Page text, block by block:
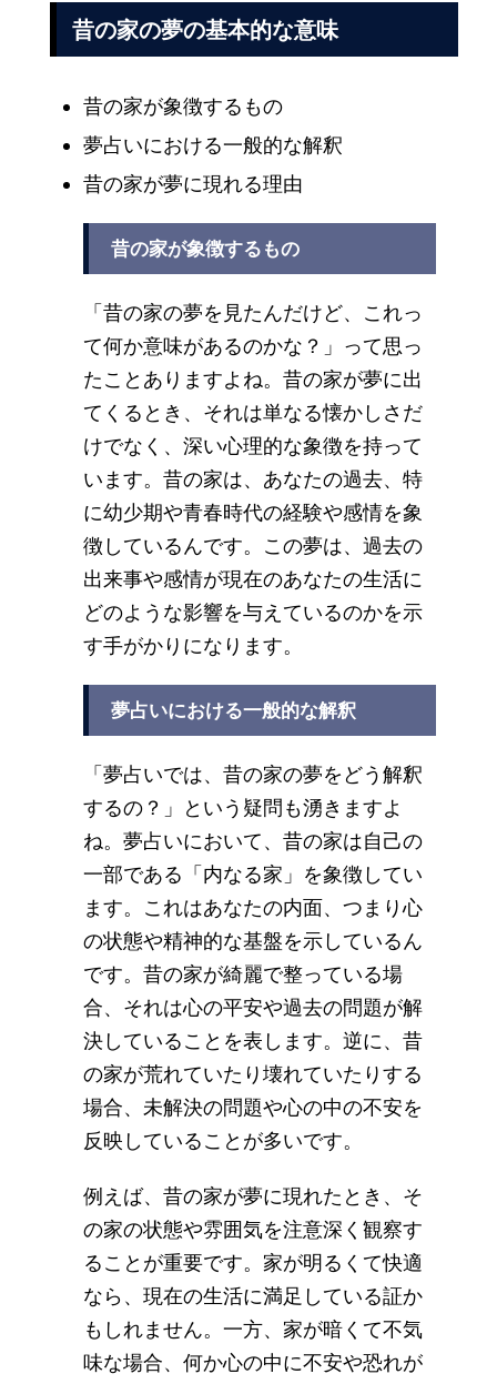
昔の家の夢の基本的な意味
昔の家が象徴するもの
夢占いにおける一般的な解釈
昔の家が夢に現れる理由
昔の家が象徴するもの
「昔の家の夢を見たんだけど、これっ
て何か意味があるのかな？」って思っ
たことありますよね。昔の家が夢に出
てくるとき、それは単なる懐かしさだ
けでなく、深い心理的な象徴を持って
います。昔の家は、あなたの過去、特
に幼少期や青春時代の経験や感情を象
徴しているんです。この夢は、過去の
出来事や感情が現在のあなたの生活に
どのような影響を与えているのかを示
す手がかりになります。
夢占いにおける一般的な解釈
「夢占いでは、昔の家の夢をどう解釈
するの？」という疑問も湧きますよ
ね。夢占いにおいて、昔の家は自己の
一部である「内なる家」を象徴してい
ます。これはあなたの内面、つまり心
の状態や精神的な基盤を示しているん
です。昔の家が綺麗で整っている場
合、それは心の平安や過去の問題が解
決していることを表します。逆に、昔
の家が荒れていたり壊れていたりする
場合、未解決の問題や心の中の不安を
反映していることが多いです。
例えば、昔の家が夢に現れたとき、そ
の家の状態や雰囲気を注意深く観察す
ることが重要です。家が明るくて快適
なら、現在の生活に満足している証か
もしれません。一方、家が暗くて不気
味な場合、何か心の中に不安や恐れが